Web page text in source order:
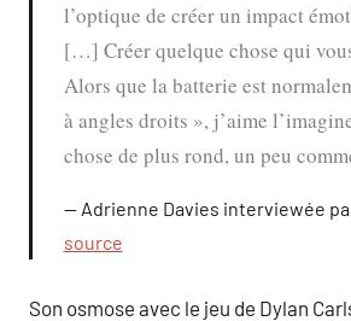
l’optique de créer un impact
[…] Créer quelque chose qui
Alors que la batterie est
à angles droits », j’aime
chose de plus rond, un peu
Adrienne Davies interviewée
source
Son osmose avec le jeu de Dylan